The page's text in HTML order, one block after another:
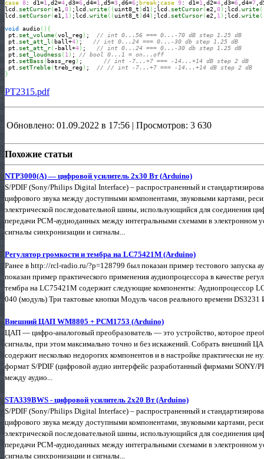
case 8: d1=1 ,d2=4 ,d3=6 ,d4=1 ,d5=3 ,d6=6; break; case 9: d1=1 ,d2=4 ,d3=6 ,d4=7
lcd. setCursor(e1, 0) ;lcd. write( ( uint8_t )d1 ) ;lcd. setCursor(e2, 0) ;lcd. write(
lcd. setCursor(e1, 1 ) ;lcd. write( ( uint8_t )d4) ;lcd. setCursor(e2, 1 ) ;lcd. write(
void audio( ) {
pt. set_volume(vol_reg) ; // int 0...56 === 0...-70 dB step 1.25 dB
pt. set_att_l ( ball+4) ; // int 0...24 === 0...-30 db step 1.25 dB
pt. set_att_r( -ball+4) ; // int 0...24 === 0...-30 db step 1.25 dB
pt. set_loudness ( 1 ) ; // bool 0...1 = on...off
pt. setBass ( bass_reg) ; // int -7...+7 === -14...+14 dB step 2 dB
pt. setTreble(treb_reg) ; // // int -7...+7 === -14...+14 dB step 2 dB
}
PT2315.pdf
Обновлено: 01.09.2022 в 17:56 | Просмотров: 3 630
Похожие статьи
NTP3000(А) — цифровой усилитель 2х30 Вт (Arduino)
S/PDIF (Sony/Philips Digital Interface) – распространенный и
цифрового звука между доступными компонентами, звуковыми картами,
электрической последовательной шины, использующийся для соединения
передачи PCM-аудиоданных между интегральными схемами в электронном
сигналы синхронизации и сигналы...
Регулятор громкости и тембра на LC75421M (Arduino)
Ранее в http://rcl-radio.ru/?p=128799 был показан пример тестового запуска
показан пример практического применения аудиопроцессора в качестве
тембра на LC75421M содержит следующие компоненты: Аудиопроцессор
040 (модуль) Три тактовые кнопки Модуль часов реального времени
Внешний ЦАП WM8805 + PCM1753 (Arduino)
ЦАП — цифро-аналоговый преобразователь — это устройство, которое
сигналы, при этом максимально точно и без искажений. Собрать внешний
содержит несколько недорогих компонентов и в настройке практически не
формат S/PDIF (цифровой аудио интерфейс разработанный фирмами SONY/
между аудио...
STA339BWS - цифровой усилитель 2х20 Вт (Arduino)
S/PDIF (Sony/Philips Digital Interface) – распространенный и
цифрового звука между доступными компонентами, звуковыми картами,
электрической последовательной шины, использующийся для соединения
передачи PCM-аудиоданных между интегральными схемами в электронном
сигналы синхронизации и сигналы...